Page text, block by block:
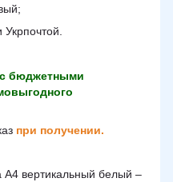
бюджетными
при получении.
вертикальный белый –